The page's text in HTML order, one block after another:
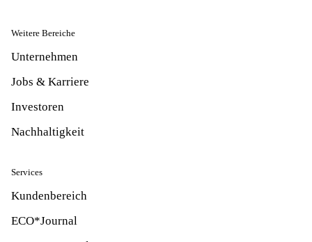
Weitere Bereiche
Unternehmen
Jobs & Karriere
Investoren
Nachhaltigkeit
Services
Kundenbereich
ECO*Journal